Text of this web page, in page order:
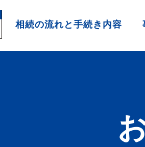
相続の流れと手続き内容